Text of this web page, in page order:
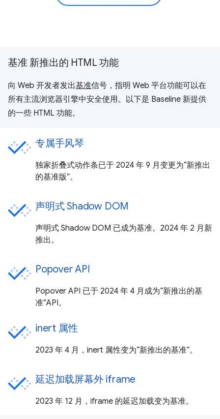
基准 新推出的 HTML 功能
向 Web 开发者发出基准信号，指明 Web 平台功能可以在
所有主流浏览器引擎中安全使用。以下是 Baseline 新提供
的一些 HTML 功能。
专属手风琴
独家折叠式动作条已于 2024 年 9 月变更为“新推出
的基准版”。
声明式 Shadow DOM
声明式 Shadow DOM 已成为基准。2024 年 2 月新
推出。
Popover API
Popover API 已于 2024 年 4 月成为“新推出的基
准”API。
inert 属性
2023 年 4 月，inert 属性变为“新推出的基准”。
延迟加载屏幕外 iframe
2023 年 12 月，iframe 的延迟加载变为基准。